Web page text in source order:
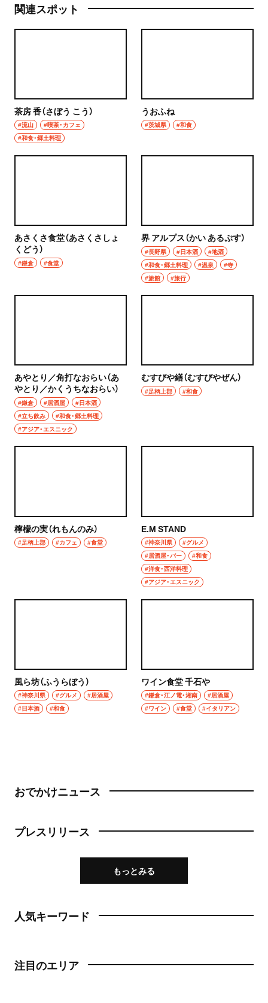
関連スポット
茶房 香（さぼう こう）
#流山
#喫茶・カフェ
#和食・郷土料理
うおふね
#茨城県 #和食
あさくさ食堂（あさくさしょ
くどう）
#鎌倉 #食堂
界 アルプス（かい あるぷす）
#長野県 #日本酒
#地酒
#和食・郷土料理
#温泉
#寺
#旅館
#旅行
あやとり／角打なおらい（あ
やとり／かくうちなおらい）
#鎌倉 #居酒屋
#日本酒
#立ち飲み
#和食・郷土料理
#アジア・エスニック
むすびや繕（むすびやぜん）
#足柄上郡 #和食
檸檬の実（れもんのみ）
#足柄上郡 #カフェ #食堂
E.M STAND
#神奈川県
#グルメ
#居酒屋・バー
#和食
#洋食・西洋料理
#アジア・エスニック
風ら坊（ふうらぼう）
#神奈川県 #グルメ
#居酒屋
#日本酒
#和食
ワイン食堂 千石や
#鎌倉・江ノ電・湘南
#居酒屋
#ワイン
#食堂 #イタリアン
おでかけニュース
プレスリリース
もっとみる
人気キーワード
注目のエリア